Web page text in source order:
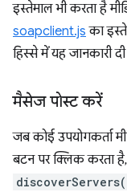
इस्तेमाल भी करता है
soapclient.js का
हिस्से में यह जानकारी
मैसेज पोस्ट करें
जब कोई उपयोगकर्ता
बटन पर क्लिक करता है,